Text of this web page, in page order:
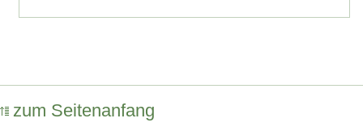
zum Seitenanfang